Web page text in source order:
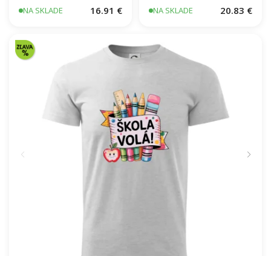
NA SKLADE 16.91 € NA SKLADE 20.83 €